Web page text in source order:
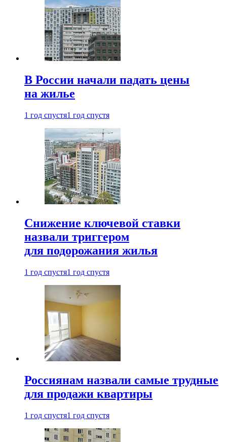
В России начали падать цены
на жилье
1 год спустя1 год спустя
Снижение ключевой ставки
назвали триггером
для подорожания жилья
1 год спустя1 год спустя
Россиянам назвали самые трудные
для продажи квартиры
1 год спустя1 год спустя